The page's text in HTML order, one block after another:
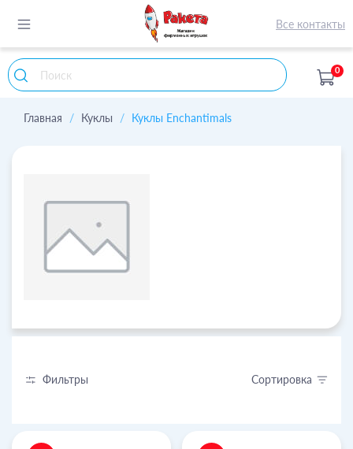
Все контакты
0
Главная Куклы Куклы Enchantimals
Фильтры Сортировка